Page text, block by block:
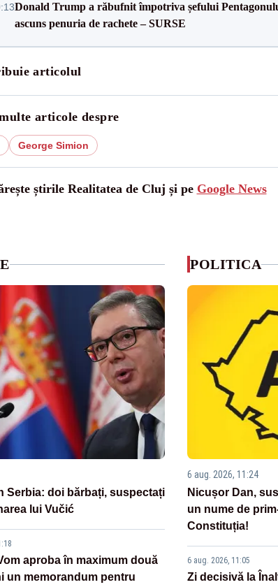
Donald Trump a răbufnit împotriva șefului
ascuns penuria de rachete – SURSE
articolul
articole despre
George Simion
știrile Realitatea de Cluj și pe Google News
Serbia: doi bărbați, suspectați
lui Vučić
aproba în maximum două
un memorandum pentru
POLITICA
6 aug. 2026, 11:24
Nicușor Dan,
un nume de
Constituția!
6 aug. 2026, 11:05
Zi decisivă la